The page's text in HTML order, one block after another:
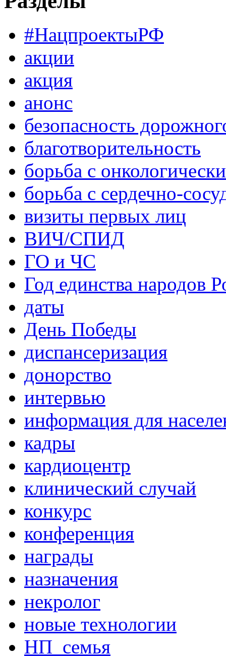
#НацпроектыРФ
акции
акция
анонс
безопасность
благотворительность
борьба с
борьба с сердечно-
визиты первых лиц
ВИЧ/СПИД
ГО и ЧС
Год единства народов
даты
День Победы
диспансеризация
донорство
интервью
информация для
кадры
кардиоцентр
клинический случай
конкурс
конференция
награды
назначения
некролог
новые технологии
НП_семья